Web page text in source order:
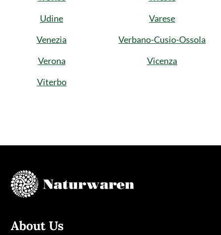
Udine
Varese
Venezia
Verbano-Cusio-Ossola
Verona
Vicenza
Viterbo
About Us